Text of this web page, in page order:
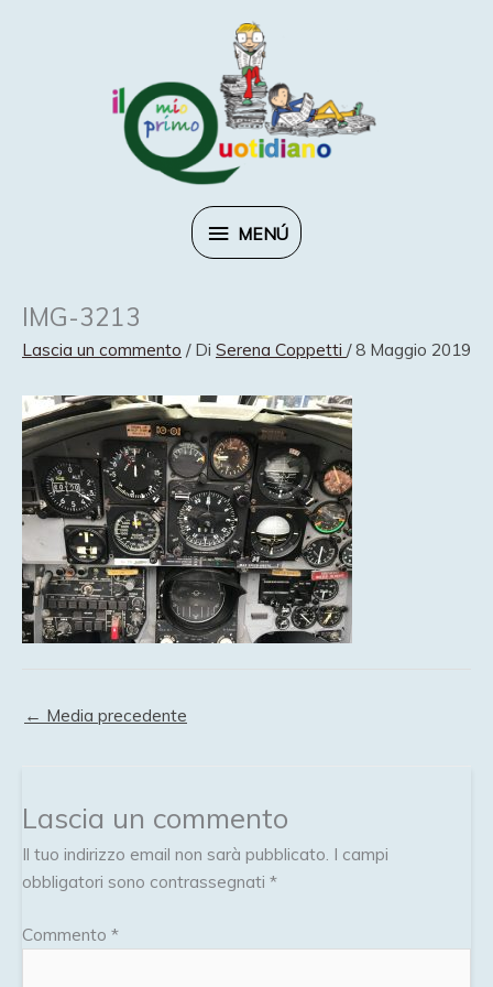
MENÚ
MENÚ
IMG-3213
Lascia un commento / Di Serena Coppetti /8 Maggio 2019
← Media precedente
Lascia un commento
Il tuo indirizzo email non sarà pubblicato. I campi
obbligatori sono contrassegnati *
Commento *